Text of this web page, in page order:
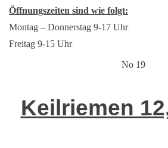
Öffnungszeiten sind wie folgt:
Montag – Donnerstag 9-17 Uhr
Freitag 9-15 Uhr
No 19
Keilriemen